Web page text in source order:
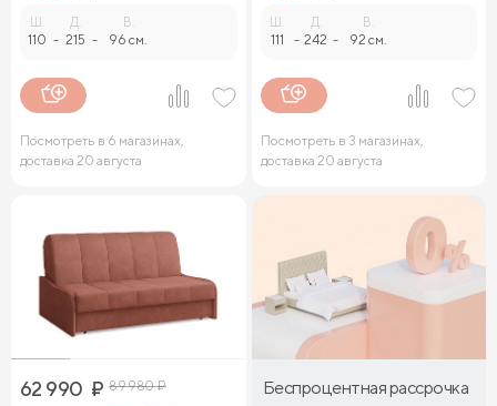
Ш.
110 -
Д.
215 -
В.
96 см.
Посмотреть в 6 магазинах,
доставка 20 августа
Ш.
111 -
Д.
242 -
В.
92 см.
Посмотреть в 3 магазинах,
доставка 20 августа
62 990 ₽ 89 980₽
Беспроцентная рассрочка